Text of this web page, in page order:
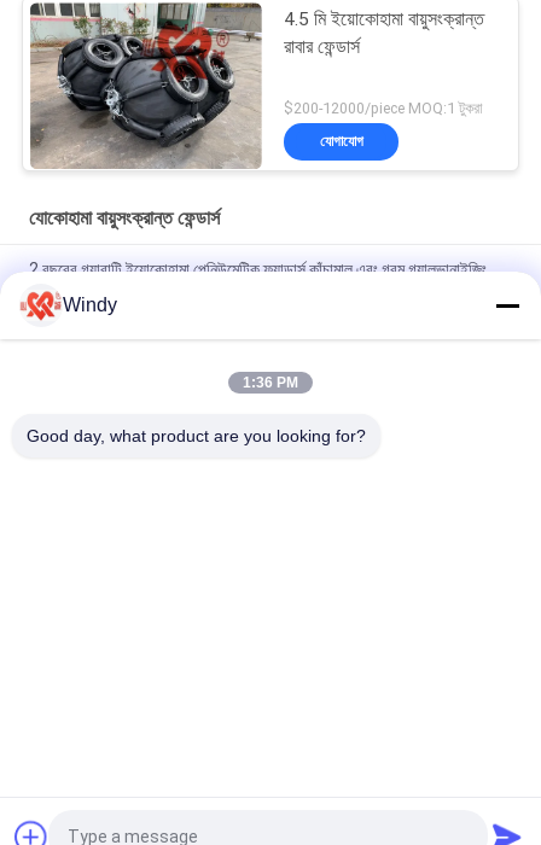
4.5 মি ইয়োকোহামা বায়ুসংক্রান্ত
রাবার ফেন্ডার্স
$200-12000/piece MOQ:1 টুকরা
যোগাযোগ
যোকোহামা বায়ুসংক্রান্ত ফেন্ডার্স
2 বছরের গ্যারান্টি ইয়োকোহামা পেনিউমেটিক ফ্যান্ডার্স কাঁচামাল এবং গরম গ্যালভানাইজিং
ফ্ল্যাঞ্জ সহ
দীর্ঘস্থায়ী সামুদ্রিক অংশ সুরক্ষার জন্য হট গ্যালভানাইজিং ইয়োকোহামা মেরিন ফেন্ডার
গরম গ্যালভানাইজিং ফ্ল্যাঞ্জ ব্যাসার্ধ 0.5-4.5m জাহাজ সুরক্ষা জন্য রাবার ইয়োকোহামা
Windy
1:36 PM
Good day, what product are you looking for?